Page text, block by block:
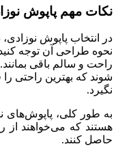
نکات مهم پاپوش
در انتخاب پاپوش
نحوه طراحی آن توجه
راحت و سالم باقی بمانند.
شوند که بهترین راحتی را
نگیرد.
به طور کلی، پاپوش‌های
هستند که می‌خواهند از
حاصل کنند.